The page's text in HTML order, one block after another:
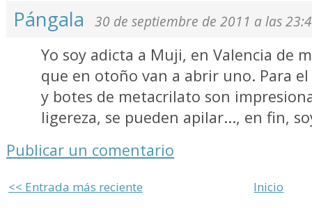
Pángala 30 de septiembre de 2011 a las
Yo soy adicta a Muji, en Valencia de
que en otoño van a abrir uno. Para
y botes de metacrilato son
ligereza, se pueden apilar..., en fin,
Publicar un comentario
<< Entrada más reciente Inicio